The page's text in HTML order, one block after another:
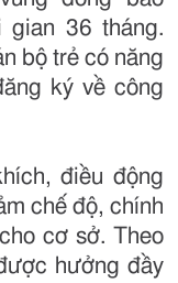
gian 36 tháng.
bộ trẻ có năng
ký về công
điều động
chế độ, chính
cơ sở. Theo
hưởng đầy